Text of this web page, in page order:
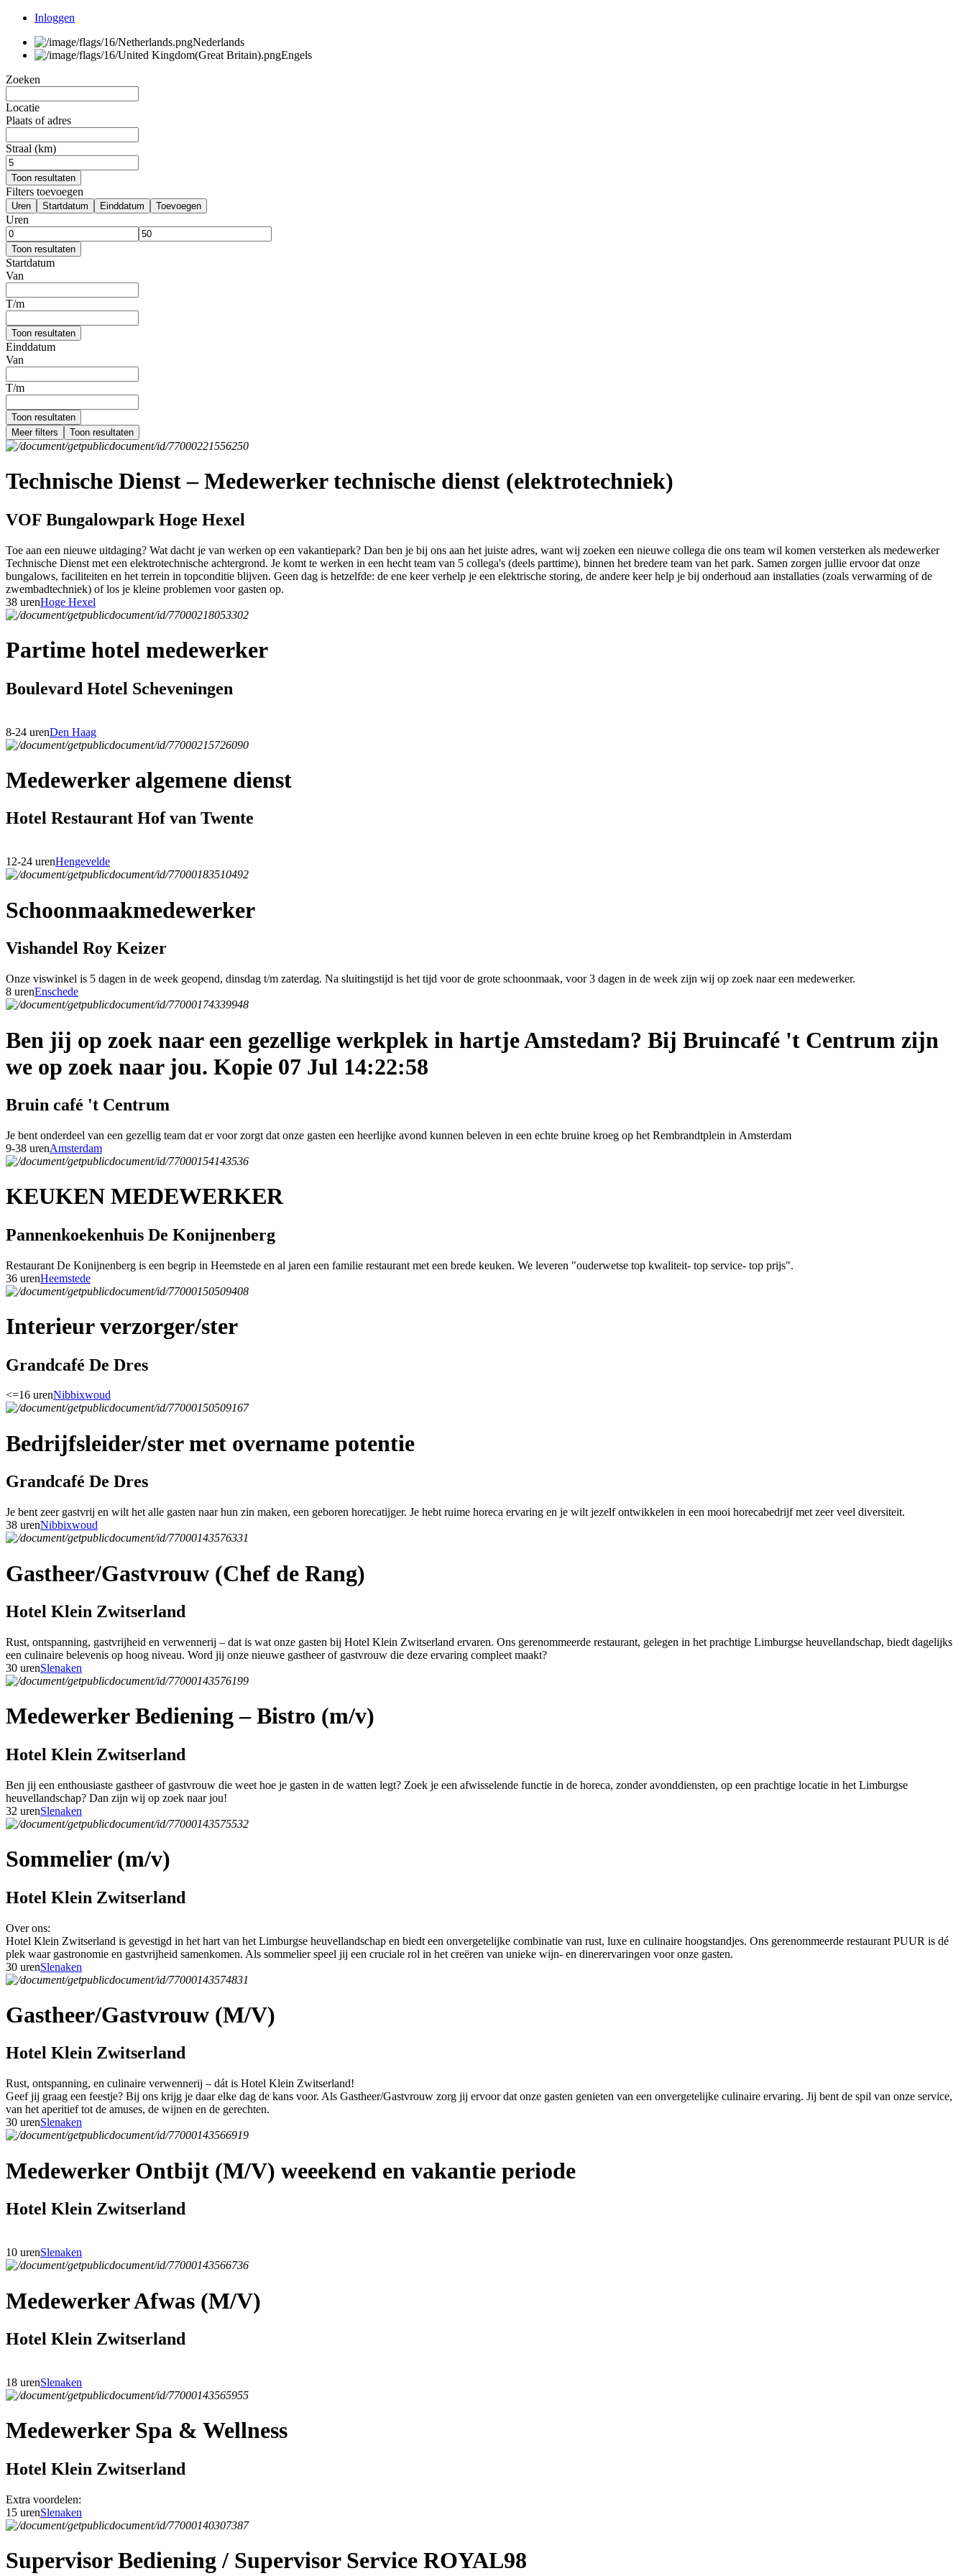
Inloggen
Nederlands
Engels
Zoeken
Locatie
Plaats of adres
Straal (km)
Toon resultaten
Filters toevoegen
Uren Startdatum Einddatum Toevoegen
Uren
Toon resultaten
Startdatum
Van
T/m
Toon resultaten
Einddatum
Van
T/m
Toon resultaten
Meer filters
Toon resultaten
Technische Dienst – Medewerker technische dienst (elektrotechniek)
VOF Bungalowpark Hoge Hexel
Toe aan een nieuwe uitdaging? Wat dacht je van werken op een vakantiepark? Dan ben je bij ons aan het juiste adres, want wij zoeken een nieuwe collega die ons team wil komen versterken als medewerker
Technische Dienst met een elektrotechnische achtergrond. Je komt te werken in een hecht team van 5 collega's (deels parttime), binnen het bredere team van het park. Samen zorgen jullie ervoor dat onze
bungalows, faciliteiten en het terrein in topconditie blijven. Geen dag is hetzelfde: de ene keer verhelp je een elektrische storing, de andere keer help je bij onderhoud aan installaties (zoals verwarming of de
zwembadtechniek) of los je kleine problemen voor gasten op.
38 urenHoge Hexel
Partime hotel medewerker
Boulevard Hotel Scheveningen
8-24 urenDen Haag
Medewerker algemene dienst
Hotel Restaurant Hof van Twente
12-24 urenHengevelde
Schoonmaakmedewerker
Vishandel Roy Keizer
Onze viswinkel is 5 dagen in de week geopend, dinsdag t/m zaterdag. Na sluitingstijd is het tijd voor de grote schoonmaak, voor 3 dagen in de week zijn wij op zoek naar een medewerker.
8 urenEnschede
Ben jij op zoek naar een gezellige werkplek in hartje Amstedam? Bij Bruincafé 't Centrum zijn
we op zoek naar jou. Kopie 07 Jul 14:22:58
Bruin café 't Centrum
Je bent onderdeel van een gezellig team dat er voor zorgt dat onze gasten een heerlijke avond kunnen beleven in een echte bruine kroeg op het Rembrandtplein in Amsterdam
9-38 urenAmsterdam
KEUKEN MEDEWERKER
Pannenkoekenhuis De Konijnenberg
Restaurant De Konijnenberg is een begrip in Heemstede en al jaren een familie restaurant met een brede keuken. We leveren "ouderwetse top kwaliteit- top service- top prijs".
36 urenHeemstede
Interieur verzorger/ster
Grandcafé De Dres
<=16 urenNibbixwoud
Bedrijfsleider/ster met overname potentie
Grandcafé De Dres
Je bent zeer gastvrij en wilt het alle gasten naar hun zin maken, een geboren horecatijger. Je hebt ruime horeca ervaring en je wilt jezelf ontwikkelen in een mooi horecabedrijf met zeer veel diversiteit.
38 urenNibbixwoud
Gastheer/Gastvrouw (Chef de Rang)
Hotel Klein Zwitserland
Rust, ontspanning, gastvrijheid en verwennerij – dat is wat onze gasten bij Hotel Klein Zwitserland ervaren. Ons gerenommeerde restaurant, gelegen in het prachtige Limburgse heuvellandschap, biedt dagelijks
een culinaire belevenis op hoog niveau. Word jij onze nieuwe gastheer of gastvrouw die deze ervaring compleet maakt?
30 urenSlenaken
Medewerker Bediening – Bistro (m/v)
Hotel Klein Zwitserland
Ben jij een enthousiaste gastheer of gastvrouw die weet hoe je gasten in de watten legt? Zoek je een afwisselende functie in de horeca, zonder avonddiensten, op een prachtige locatie in het Limburgse
heuvellandschap? Dan zijn wij op zoek naar jou!
32 urenSlenaken
Sommelier (m/v)
Hotel Klein Zwitserland
Over ons:
Hotel Klein Zwitserland is gevestigd in het hart van het Limburgse heuvellandschap en biedt een onvergetelijke combinatie van rust, luxe en culinaire hoogstandjes. Ons gerenommeerde restaurant PUUR is dé
plek waar gastronomie en gastvrijheid samenkomen. Als sommelier speel jij een cruciale rol in het creëren van unieke wijn- en dinerervaringen voor onze gasten.
30 urenSlenaken
Gastheer/Gastvrouw (M/V)
Hotel Klein Zwitserland
Rust, ontspanning, en culinaire verwennerij – dát is Hotel Klein Zwitserland!
Geef jij graag een feestje? Bij ons krijg je daar elke dag de kans voor. Als Gastheer/Gastvrouw zorg jij ervoor dat onze gasten genieten van een onvergetelijke culinaire ervaring. Jij bent de spil van onze service,
van het aperitief tot de amuses, de wijnen en de gerechten.
30 urenSlenaken
Medewerker Ontbijt (M/V) weeekend en vakantie periode
Hotel Klein Zwitserland
10 urenSlenaken
Medewerker Afwas (M/V)
Hotel Klein Zwitserland
18 urenSlenaken
Medewerker Spa & Wellness
Hotel Klein Zwitserland
Extra voordelen:
15 urenSlenaken
Supervisor Bediening / Supervisor Service ROYAL98